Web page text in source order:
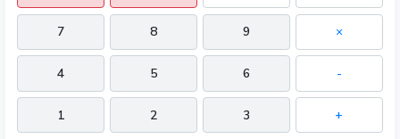
7 8 9 ×
4 5 6 -
1 2 3 +